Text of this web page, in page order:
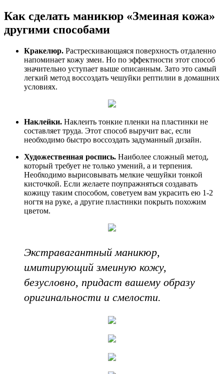
Как сделать маникюр «Змеиная кожа»
другими способами
Кракелюр. Растрескивающаяся поверхность отдаленно
напоминает кожу змеи. Но по эффектности этот способ
значительно уступает выше описанным. Зато это самый
легкий метод воссоздать чешуйки рептилии в домашних
условиях.
Наклейки. Наклеить тонкие пленки на пластинки не
составляет труда. Этот способ выручит вас, если
необходимо быстро воссоздать задуманный дизайн.
Художественная роспись. Наиболее сложный метод,
который требует не только умений, а и терпения.
Необходимо вырисовывать мелкие чешуйки тонкой
кисточкой. Если желаете поупражняться создавать
кожицу таким способом, советуем вам украсить ею 1-2
ногтя на руке, а другие пластинки покрыть похожим
цветом.
Экстравагантный маникюр,
имитирующий змеиную кожу,
безусловно, придаст вашему образу
оригинальности и смелости.